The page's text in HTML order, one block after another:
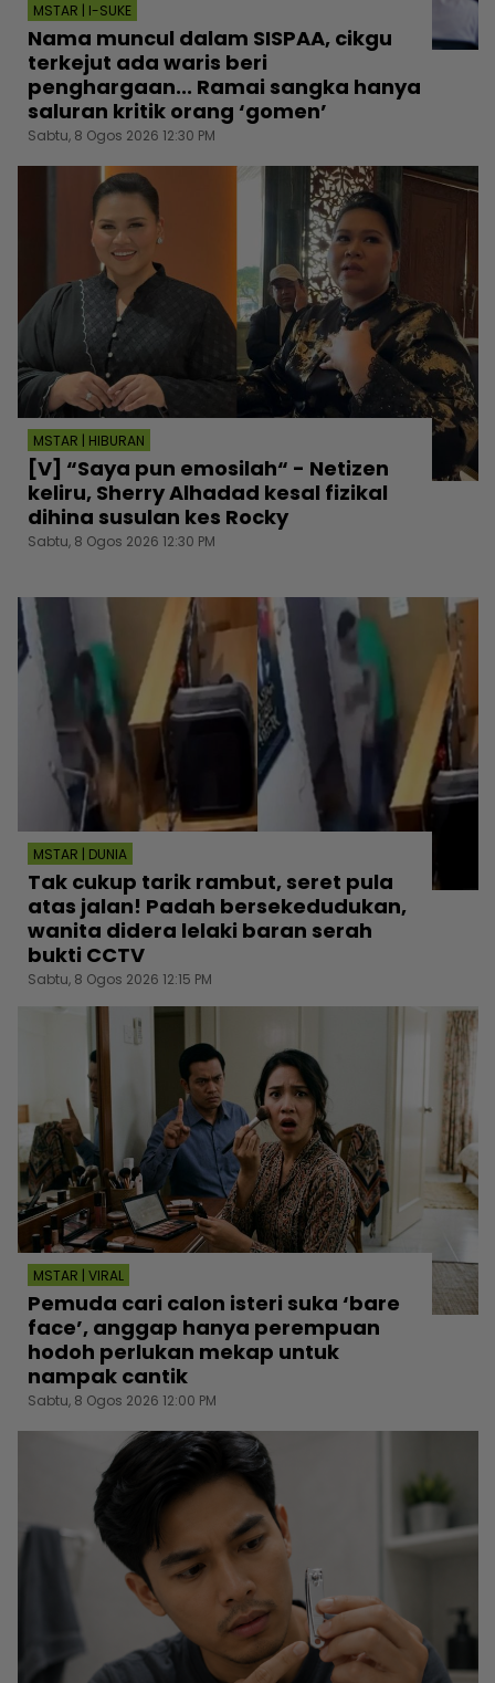
MSTAR | I-SUKE
Nama muncul dalam SISPAA, cikgu
terkejut ada waris beri
penghargaan... Ramai sangka hanya
saluran kritik orang ‘gomen’
Sabtu, 8 Ogos 2026 12:30 PM
MSTAR | HIBURAN
[V] “Saya pun emosilah“ - Netizen
keliru, Sherry Alhadad kesal fizikal
dihina susulan kes Rocky
Sabtu, 8 Ogos 2026 12:30 PM
MSTAR | DUNIA
Tak cukup tarik rambut, seret pula
atas jalan! Padah bersekedudukan,
wanita didera lelaki baran serah
bukti CCTV
Sabtu, 8 Ogos 2026 12:15 PM
MSTAR | VIRAL
Pemuda cari calon isteri suka ‘bare
face’, anggap hanya perempuan
hodoh perlukan mekap untuk
nampak cantik
Sabtu, 8 Ogos 2026 12:00 PM